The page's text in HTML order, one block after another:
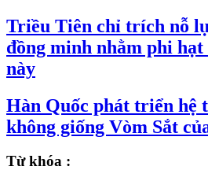
Triều Tiên chỉ trích nỗ
đồng minh nhằm phi hạt
này
Hàn Quốc phát triển hệ
không giống Vòm Sắt
Từ khóa :